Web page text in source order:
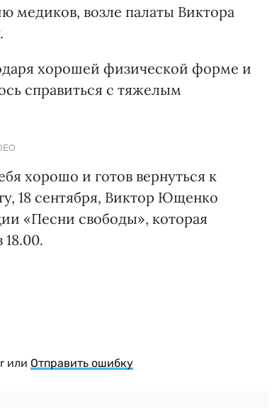
медиков, возле палаты Виктора
хорошей физической форме и
справиться с тяжелым
хорошо и готов вернуться к
18 сентября, Виктор Ющенко
«Песни свободы», которая
или Отправить ошибку